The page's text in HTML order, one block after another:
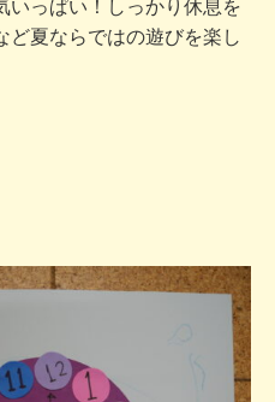
いっぱい！しっかり休息を
ど夏ならではの遊びを楽し